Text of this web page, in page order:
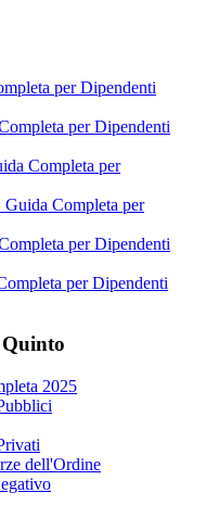
per Dipendenti
per Dipendenti
Completa per
Completa per
per Dipendenti
per Dipendenti
2025
dell'Ordine